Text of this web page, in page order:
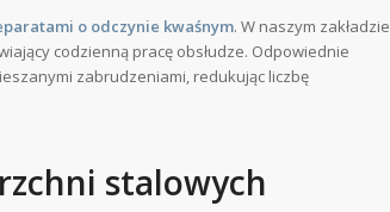
o odczynie kwaśnym. W naszym zakładzie
codzienną pracę obsłudze. Odpowiednie
zabrudzeniami, redukując liczbę
stalowych